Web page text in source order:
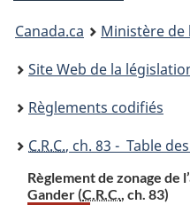
You
are
here:
Canada.ca
Ministère de
Site Web de la
Règlements codifiés
C.R.C., ch. 83 - Table
Règlement de zonage de
Gander (C.R.C., ch. 83)